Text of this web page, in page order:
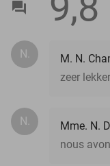
N.
M. N.
zeer
N.
Mme. N.
nous